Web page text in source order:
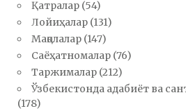
Қатралар (54)
Лойиҳалар (131)
Мақолалар (147)
Саёҳатномалар (76)
Таржималар (212)
Ўзбекистонда адабиёт ва
(178)